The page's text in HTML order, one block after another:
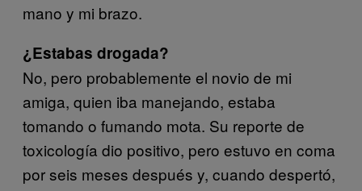
mano y mi brazo.
¿Estabas drogada?
No, pero probablemente el novio de mi
amiga, quien iba manejando, estaba
tomando o fumando mota. Su reporte de
toxicología dio positivo, pero estuvo en coma
por seis meses después y, cuando despertó,